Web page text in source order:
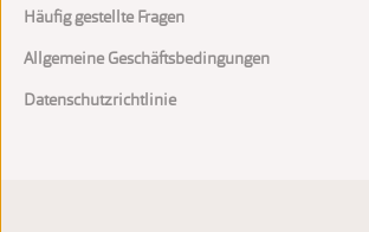
Häufig gestellte Fragen
Allgemeine Geschäftsbedingungen
Datenschutzrichtlinie